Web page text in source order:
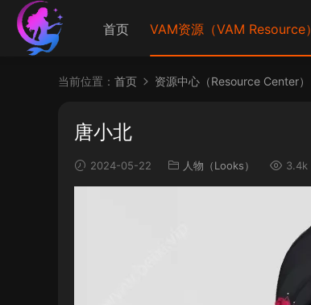
首页 VAM资源（VAM Resource）
当前位置： 首页 资源中心（Resource Center）
唐小北
2024-05-22 人物（Looks） 3.4k